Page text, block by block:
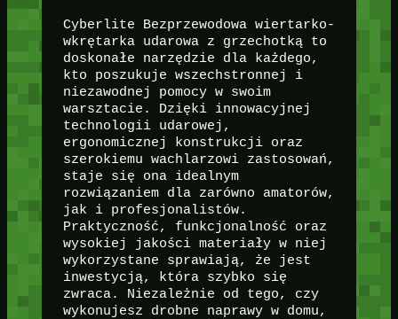
Cyberlite Bezprzewodowa wiertarko-
wkrętarka udarowa z grzechotką to
doskonałe narzędzie dla każdego,
kto poszukuje wszechstronnej i
niezawodnej pomocy w swoim
warsztacie. Dzięki innowacyjnej
technologii udarowej,
ergonomicznej konstrukcji oraz
szerokiemu wachlarzowi zastosowań,
staje się ona idealnym
rozwiązaniem dla zarówno amatorów,
jak i profesjonalistów.
Praktyczność, funkcjonalność oraz
wysokiej jakości materiały w niej
wykorzystane sprawiają, że jest
inwestycją, która szybko się
zwraca. Niezależnie od tego, czy
wykonujesz drobne naprawy w domu,